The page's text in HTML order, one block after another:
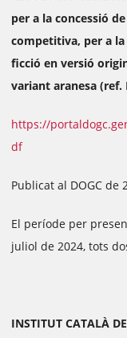
per a la concessió
competitiva, per a
ficció en versió
variant aranesa (ref.
https://
df
Publicat al DOGC de
El període per
juliol de 2024, tots
INSTITUT CATALÀ